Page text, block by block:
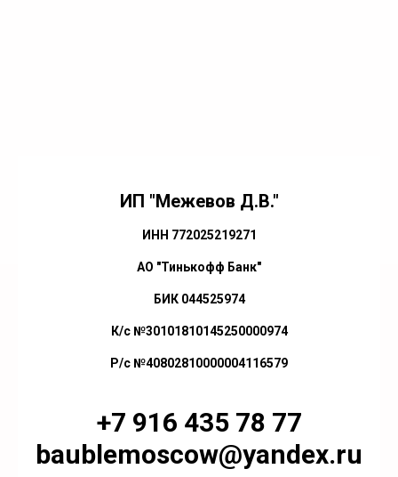
ИП "Межевов Д.В."
ИНН 772025219271
АО "Тинькофф Банк"
БИК 044525974
К/с №30101810145250000974
Р/с №40802810000004116579
+7 916 435 78 77
baublemoscow@yandex.ru